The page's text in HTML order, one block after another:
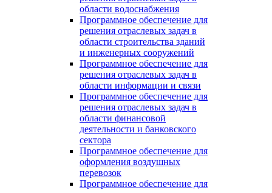
области водоснабжения
Программное обеспечение для
решения отраслевых задач в
области строительства зданий
и инженерных сооружений
Программное обеспечение для
решения отраслевых задач в
области информации и связи
Программное обеспечение для
решения отраслевых задач в
области финансовой
деятельности и банковского
сектора
Программное обеспечение для
оформления воздушных
перевозок
Программное обеспечение для